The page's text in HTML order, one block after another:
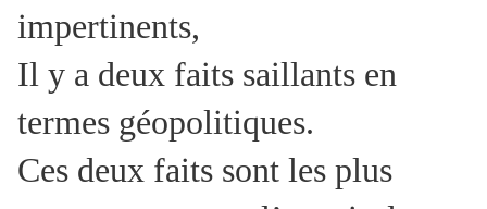
impertinents,
Il y a deux faits saillants en
termes géopolitiques.
Ces deux faits sont les plus